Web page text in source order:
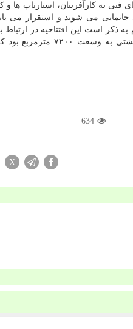
فنی به کارآفرینان، استارتاپ ها
می شوند و استقرار می
ذکر است این افتتاحیه در ارتباط
نخست پروژه علمی، آموزشی پژوهشی و فناوری برج نوآوری پارک علم و فناوری دانشگاه شهید بهشتی به
634
X